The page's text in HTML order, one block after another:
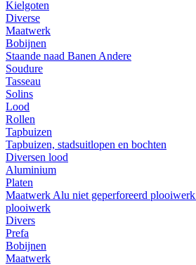
Kielgoten
Diverse
Maatwerk
Bobijnen
Staande naad Banen Andere
Soudure
Tasseau
Solins
Lood
Rollen
Tapbuizen
Tapbuizen, stadsuitlopen en bochten
Diversen lood
Aluminium
Platen
Maatwerk Alu niet geperforeerd plooiwerk
plooiwerk
Divers
Prefa
Bobijnen
Maatwerk